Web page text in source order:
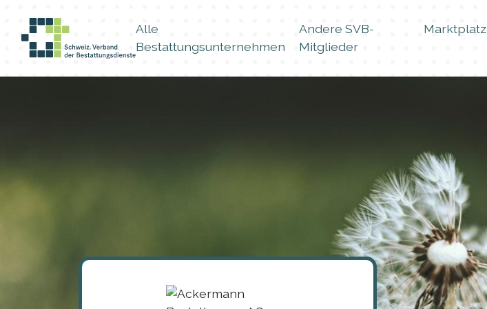
Alle
Bestattungsunternehmen
Andere SVB-
Mitglieder
Marktplatz